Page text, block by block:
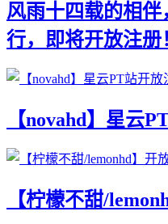
风雨十四载的相
行，即将开放注册
【novahd】星云
【柠檬不甜/